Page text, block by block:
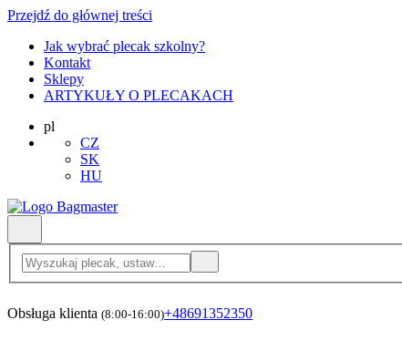
Przejdź do głównej treści
Jak wybrać plecak szkolny?
Kontakt
Sklepy
ARTYKUŁY O PLECAKACH
pl
CZ
SK
HU
Obsługa klienta (8:00-16:00)+48691352350